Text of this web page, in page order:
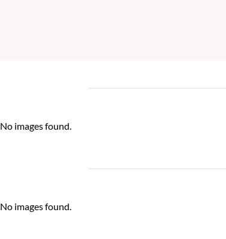
No images found.
No images found.